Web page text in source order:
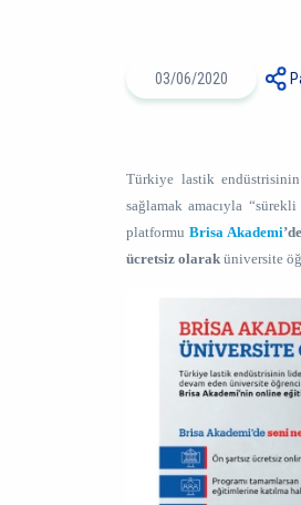
03/06/2020
Türkiye lastik
sağlamak amacıyla
platformu Brisa Akademi
ücretsiz olarak üniversite